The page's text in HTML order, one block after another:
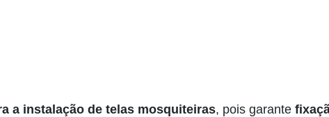
a instalação de telas mosquiteiras, pois garante